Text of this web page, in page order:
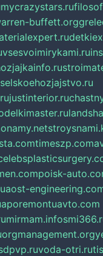
mycrazystars.ru
buffett.org
vsesvoimirykami.ru
selskoehozjajstvo.ru
justinterior.ru
timeszp.com
poisk-
ost-
poremontuavto.com
mirmam.info
orgmanagement.org
voda-otri.ru